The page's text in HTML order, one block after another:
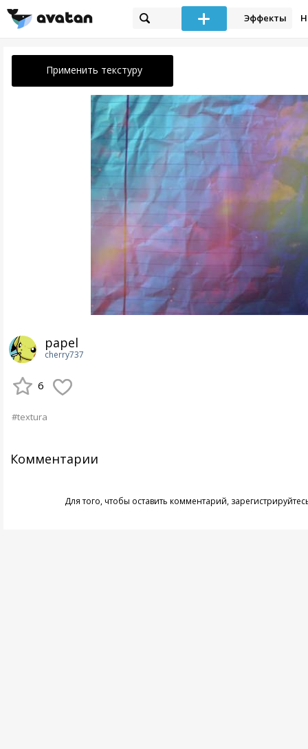
Эффекты
Применить текстуру
papel
cherry737
6
#textura
Комментарии
Для того, чтобы оставить комментарий,